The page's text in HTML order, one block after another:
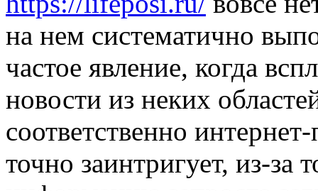
на нем систематично
частое явление, когда
новости из неких
соответственно
точно заинтригует, из-за